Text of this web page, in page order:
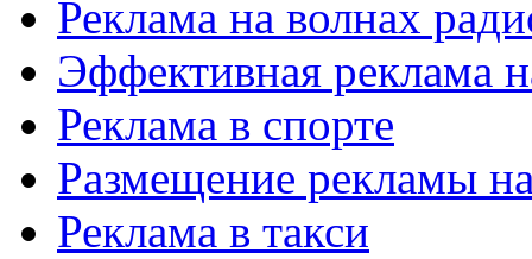
Реклама на волнах
Эффективная реклама
Реклама в спорте
Размещение рекламы
Реклама в такси